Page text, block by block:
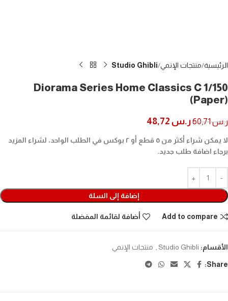
الرئيسية منتجات الإنمي Studio Ghibli
Diorama Series Home Classics C 1/150
(Paper)
ر.س60,71 ر.س
لا يمكن شراء أكثر من ٥ قطع أو ٢ بوكس في الطلب الواحد، لشراء المزيد
برجاء اضافة طلب جديد.
إضافة إلى السلة
Add to compare أضافة لقائمة المفضلة
الأقسام: Studio Ghibli منتجات الإنمي
Share: